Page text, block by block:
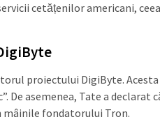
cetățenilor americani,
proiectului DigiByte.
De asemenea, Tate a
fondatorului Tron.